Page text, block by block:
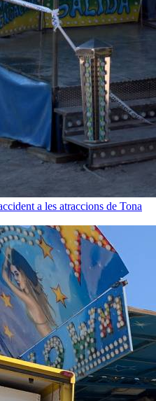
a les atraccions de Tona